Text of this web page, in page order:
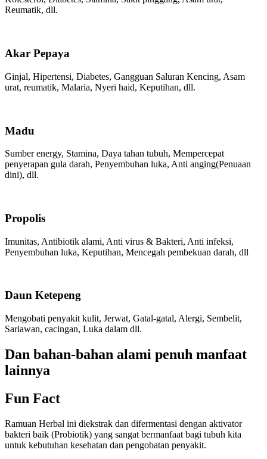
Reumatik, dll.
Akar Pepaya
Ginjal, Hipertensi, Diabetes, Gangguan Saluran Kencing, Asam
urat, reumatik, Malaria, Nyeri haid, Keputihan, dll.
Madu
Sumber energy, Stamina, Daya tahan tubuh, Mempercepat
penyerapan gula darah, Penyembuhan luka, Anti anging(Penuaan
dini), dll.
Propolis
Imunitas, Antibiotik alami, Anti virus & Bakteri, Anti infeksi,
Penyembuhan luka, Keputihan, Mencegah pembekuan darah, dll
Daun Ketepeng
Mengobati penyakit kulit, Jerwat, Gatal-gatal, Alergi, Sembelit,
Sariawan, cacingan, Luka dalam dll.
Dan bahan-bahan alami penuh manfaat
lainnya
Fun Fact
Ramuan Herbal ini diekstrak dan difermentasi dengan aktivator
bakteri baik (Probiotik) yang sangat bermanfaat bagi tubuh kita
untuk kebutuhan kesehatan dan pengobatan penyakit.